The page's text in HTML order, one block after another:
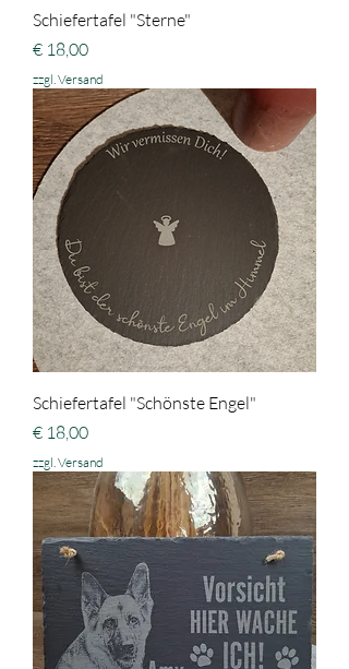
Schiefertafel "Sterne"
Preis
€ 18,00
zzgl. Versand
Schiefertafel "Schönste Engel"
Preis
€ 18,00
zzgl. Versand